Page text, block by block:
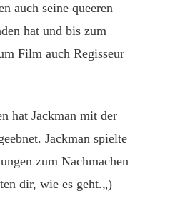
auch seine queeren
hat und bis zum
Film auch Regisseur
hat Jackman mit der
Jackman spielte
zum Nachmachen
dir, wie es geht.„)